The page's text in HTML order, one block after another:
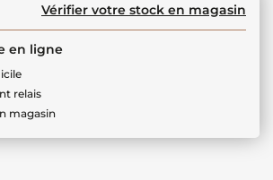
Vérifier votre stock en magasin
en ligne
relais
magasin